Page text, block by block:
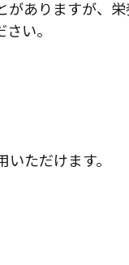
がありますが、
い。
ただけます。